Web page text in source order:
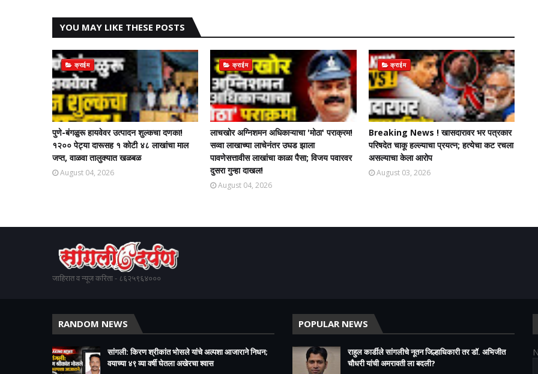
YOU MAY LIKE THESE POSTS
क्राईम
पुणे-बंगळुरू हायवेवर उत्पादन शुल्कचा दणका!
१२०० पेट्या दारूसह १ कोटी ४८ लाखांचा माल
जप्त, वाळवा तालुक्यात खळबळ
August 04, 2026
क्राईम
लाचखोर अग्निशमन अधिकाऱ्याचा 'मोठा' पराक्रम!
सव्वा लाखाच्या लाचेनंतर उघड झाला
पावणेसत्तावीस लाखांचा काळा पैसा; विजय पवारवर
दुसरा गुन्हा दाखल!​
August 04, 2026
क्राईम
Breaking News ! खासदारावर भर पत्रकार
परिषदेत चाकू हल्ल्याचा प्रयत्न; हत्येचा कट रचला
असल्याचा केला आरोप
August 03, 2026
जाहिरात व न्यूज करिता - ८६२५९६४०००
RANDOM NEWS
सांगली: किरण श्रीकांत भोसले यांचे अल्पशा आजाराने निधन;
वयाच्या ४९ व्या वर्षी घेतला अखेरचा श्वास​
POPULAR NEWS
राहुल कार्डीले सांगलीचे नूतन जिल्हाधिकारी तर डॉ. अभिजीत
चौधरी यांची अमरावती ला बदली?